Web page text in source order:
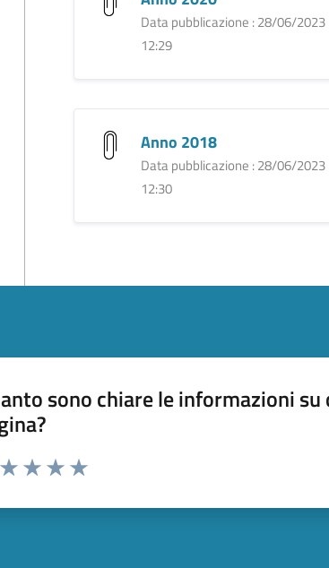
Data pubblicazione : 28/06/2023
12:29
Anno 2018
Data pubblicazione : 28/06/2023
12:30
sono chiare le informazioni su
da 1 a 5 stelle la pagina